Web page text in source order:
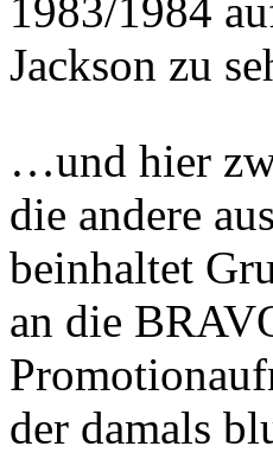
1983/1984
Jackson zu
…und hier
die andere
beinhaltet
an die
der damals